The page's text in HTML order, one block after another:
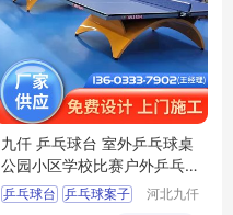
九仟 乒乓球台 室外乒乓球桌
公园小区学校比赛户外乒乓
球案子 可定制
乒乓球台 乒乓球案子
河北九仟